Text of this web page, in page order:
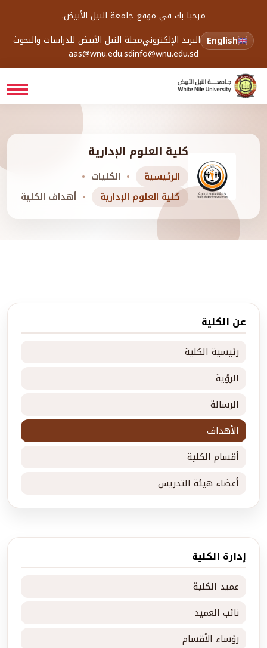
مرحبا بك في موقع جامعة النيل الأبيض.
English البريد الإلكترونيمجلة النيل الأبيض للدراسات والبحوث
info@wnu.edu.sd
aas@wnu.edu.sd
كلية العلوم الإدارية
الرئيسية
الكليات
كلية العلوم الإدارية
أهداف الكلية
عن الكلية
رئيسية الكلية
الرؤية
الرسالة
الأهداف
أقسام الكلية
أعضاء هيئة التدريس
إدارة الكلية
عميد الكلية
نائب العميد
رؤساء الأقسام